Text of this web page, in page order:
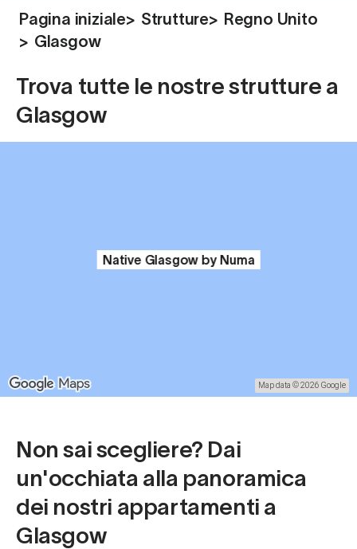
Pagina iniziale> Strutture> Regno Unito
> Glasgow
Trova tutte le nostre strutture a
Glasgow
Native Glasgow by Numa
Map data © 2026 Google
Non sai scegliere? Dai
un'occhiata alla panoramica
dei nostri appartamenti a
Glasgow